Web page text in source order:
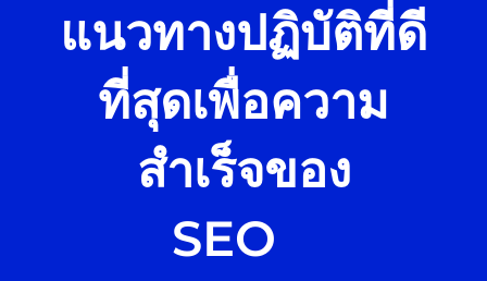
แนวทางปฏิบัติที่ดี
ที่สุดเพื่อความ
สำเร็จของ
SEO